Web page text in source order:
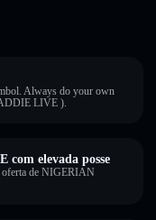
Always do your own
LIVE ).
com elevada posse
oferta de NIGERIAN